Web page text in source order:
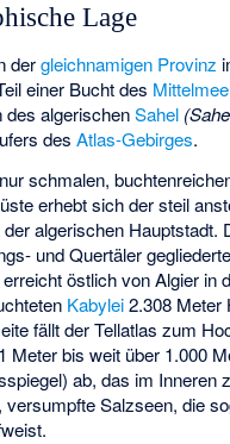
Lage
dergleichnamigen Provinz
einer Bucht des
des algerischenSahel
desAtlas-Gebirges.
schmalen,
erhebt sich der steil
der algerischen Hauptstadt.
und Quertäler gegliederte
östlich von Algier in
Kabylei2.308 Meter
fällt der Tellatlas zum
Meter bis weit über 1.000
ab, das im Inneren
versumpfte Salzseen, die